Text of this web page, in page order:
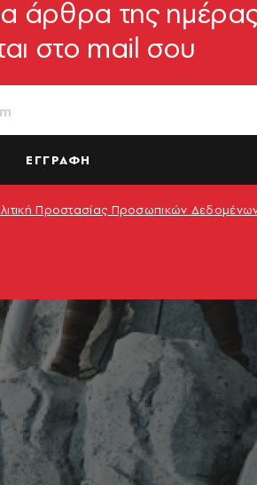
άρθρα της
στο mail σου
ΕΓΓΡΑΦΗ
Προστασίας Προσωπικών